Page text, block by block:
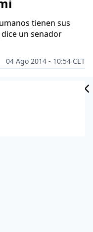
tienen sus
un senador
04 Ago 2014 - 10:54 CET